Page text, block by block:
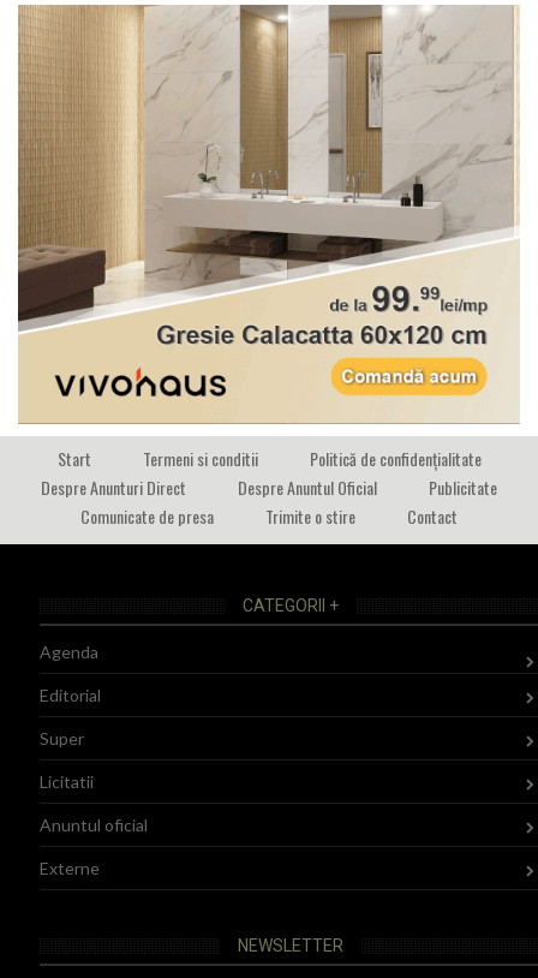
Start Termeni si conditii
Politică de confidențialitate
Despre Anunturi Direct
Despre Anuntul Oficial
Publicitate
Comunicate de presa
Trimite o stire Contact
CATEGORII +
Agenda
Editorial
Super
Licitatii
Anuntul oficial
Externe
NEWSLETTER